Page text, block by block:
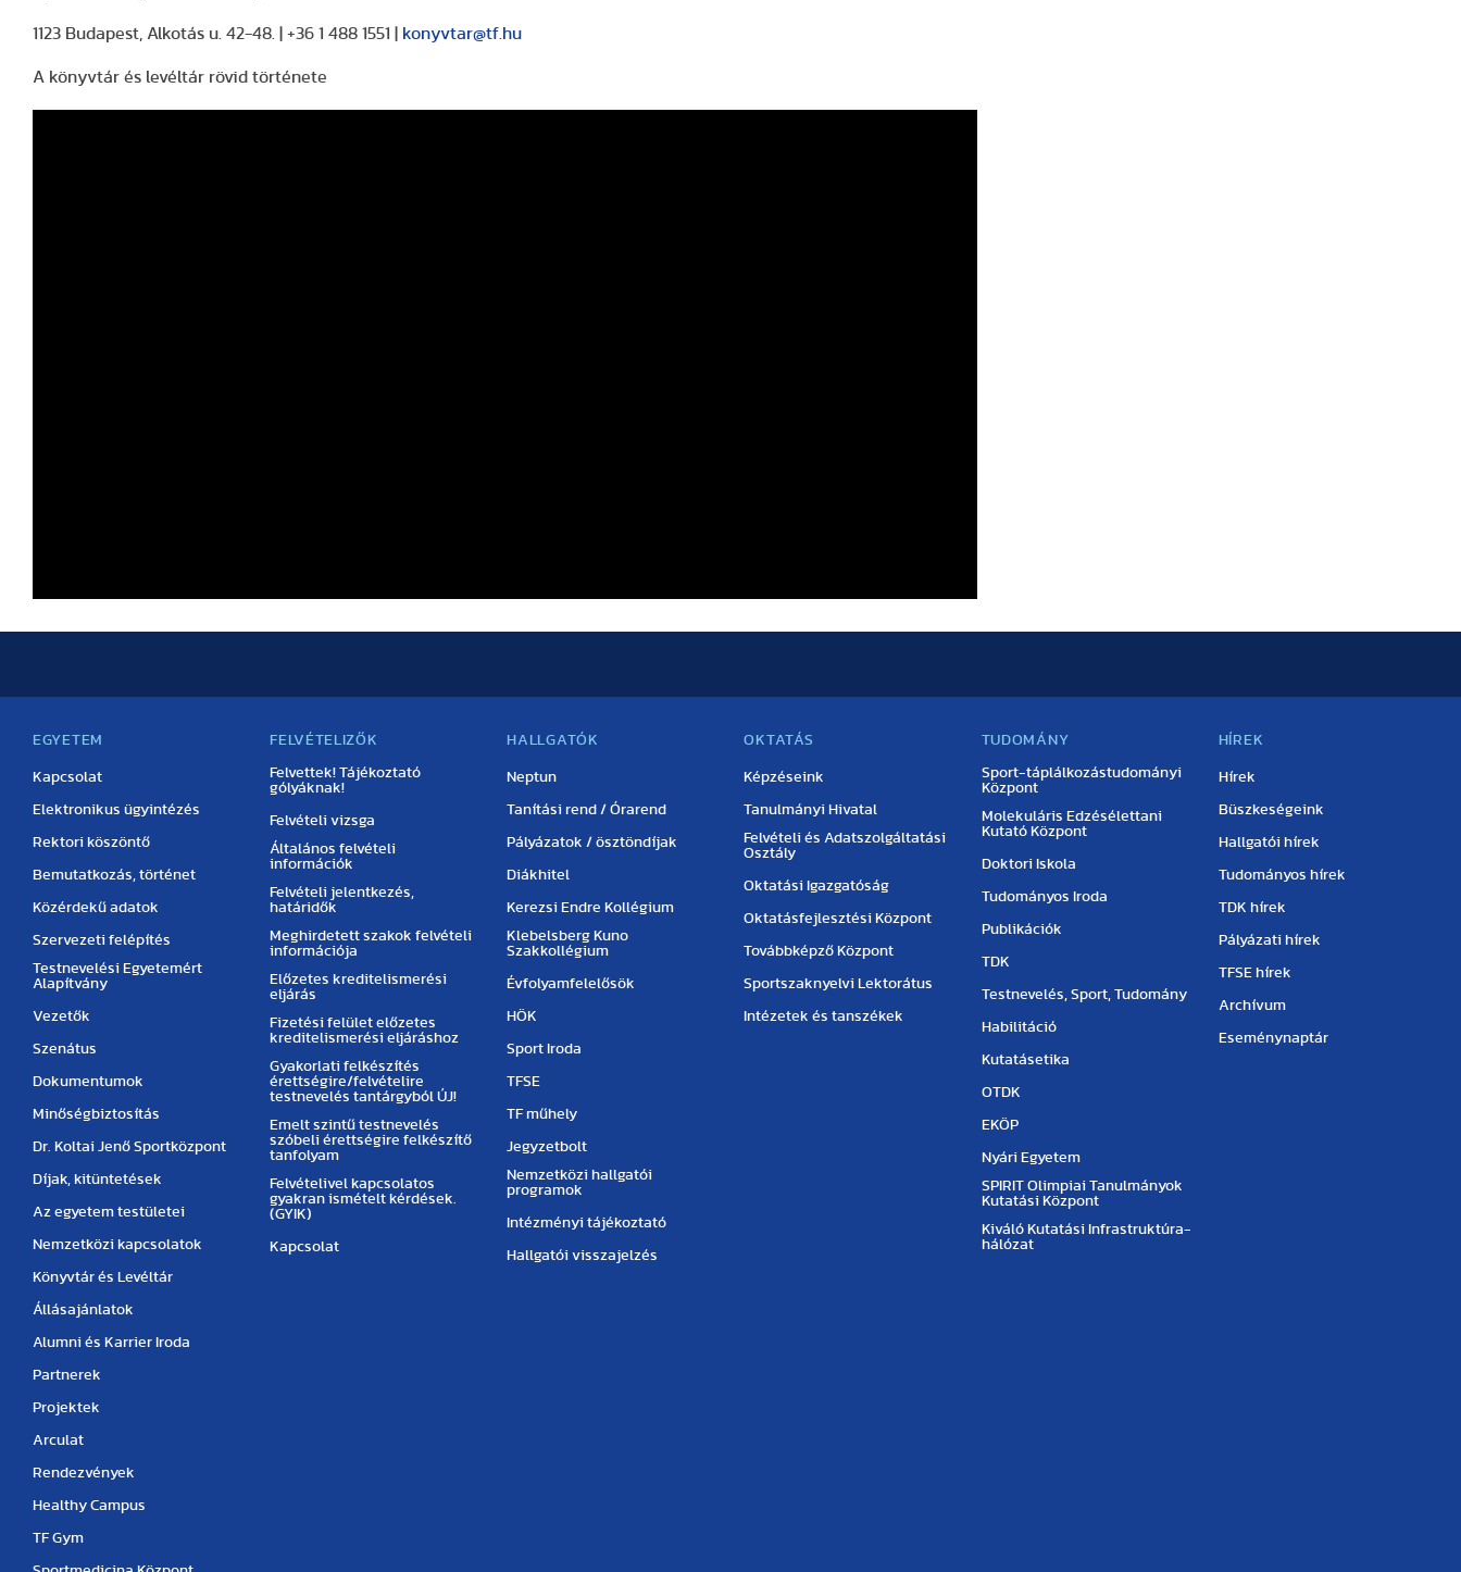
1123 Budapest, Alkotás u. 42-48. | +36 1 488 1551 | konyvtar@tf.hu
A könyvtár és levéltár rövid története
EGYETEM
Kapcsolat
Elektronikus ügyintézés
Rektori köszöntő
Bemutatkozás, történet
Közérdekű adatok
Szervezeti felépítés
Testnevelési Egyetemért
Alapítvány
Vezetők
Szenátus
Dokumentumok
Minőségbiztosítás
Dr. Koltai Jenő Sportközpont
Díjak, kitüntetések
Az egyetem testületei
Nemzetközi kapcsolatok
Könyvtár és Levéltár
Állásajánlatok
Alumni és Karrier Iroda
Partnerek
Projektek
Arculat
Rendezvények
Healthy Campus
TF Gym
FELVÉTELIZŐK
Felvettek! Tájékoztató
gólyáknak!
Felvételi vizsga
Általános felvételi
információk
Felvételi jelentkezés,
határidők
Meghirdetett szakok felvételi
információja
Előzetes kreditelismerési
eljárás
Fizetési felület előzetes
kreditelismerési eljáráshoz
Gyakorlati felkészítés
érettségire/felvételire
testnevelés tantárgyból ÚJ!
Emelt szintű testnevelés
szóbeli érettségire felkészítő
tanfolyam
Felvételivel kapcsolatos
gyakran ismételt kérdések.
(GYIK)
Kapcsolat
HALLGATÓK
Neptun
Tanítási rend / Órarend
Pályázatok / ösztöndíjak
Diákhitel
Kerezsi Endre Kollégium
Klebelsberg Kuno
Szakkollégium
Évfolyamfelelősök
HÖK
Sport Iroda
TFSE
TF műhely
Jegyzetbolt
Nemzetközi hallgatói
programok
Intézményi tájékoztató
Hallgatói visszajelzés
OKTATÁS
Képzéseink
Tanulmányi Hivatal
Felvételi és Adatszolgáltatási
Osztály
Oktatási Igazgatóság
Oktatásfejlesztési Központ
Továbbképző Központ
Sportszaknyelvi Lektorátus
Intézetek és tanszékek
TUDOMÁNY
Sport-táplálkozástudományi
Központ
Molekuláris Edzésélettani
Kutató Központ
Doktori Iskola
Tudományos Iroda
Publikációk
TDK
Testnevelés, Sport, Tudomány
Habilitáció
Kutatásetika
OTDK
EKÖP
Nyári Egyetem
SPIRIT Olimpiai Tanulmányok
Kutatási Központ
Kiváló Kutatási Infrastruktúra-
hálózat
HÍREK
Hírek
Büszkeségeink
Hallgatói hírek
Tudományos hírek
TDK hírek
Pályázati hírek
TFSE hírek
Archívum
Eseménynaptár